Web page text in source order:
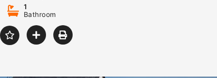
1
Bathroom